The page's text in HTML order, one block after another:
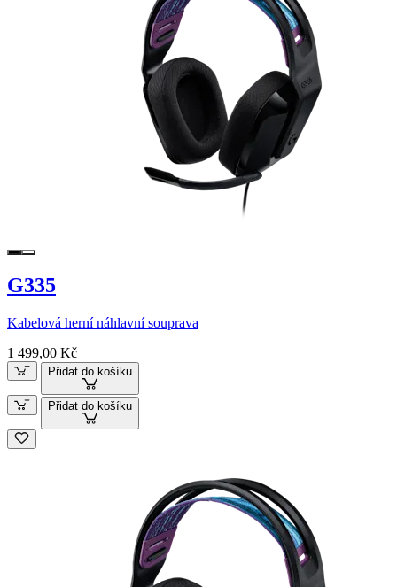
G335
Kabelová herní náhlavní souprava
1 499,00 Kč
Přidat do košíku
Přidat do košíku